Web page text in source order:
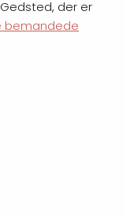
der er
bemandede